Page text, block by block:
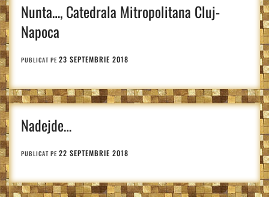
Nunta…, Catedrala Mitropolitana Cluj-
Napoca
PUBLICAT PE 23 SEPTEMBRIE 2018
Nadejde…
PUBLICAT PE 22 SEPTEMBRIE 2018